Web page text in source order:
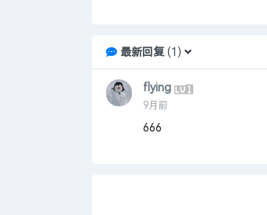
最新回复(1 )
flying
9月前
666